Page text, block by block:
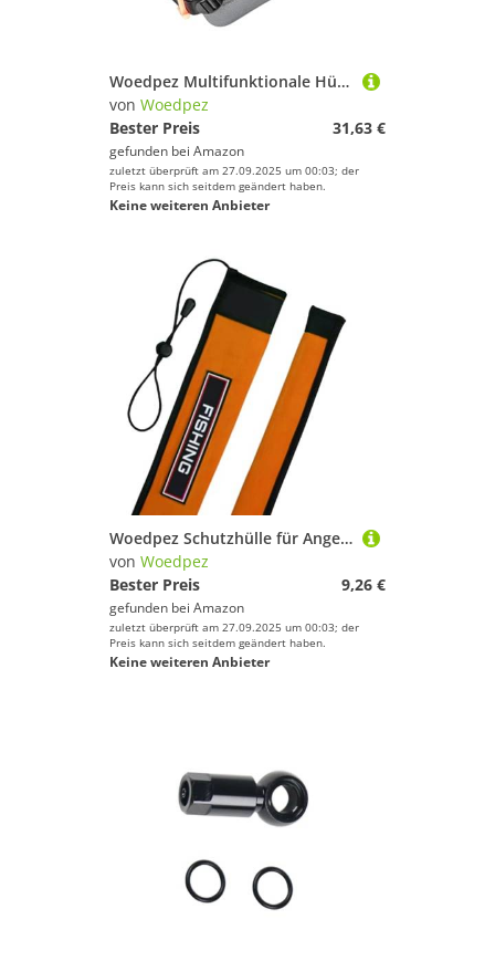
Woedpez Multifunktionale Hüfttasche, schwimmend, Angelzubehör, Aufbewahrungstasche, Köder, wasserabweisend, einzelne Umhängetasche, Outdoor-Angelausrüstung, Rucksack
von Woedpez
Bester Preis
31,63 €
gefunden bei Amazon
zuletzt überprüft am 27.09.2025 um 00:03; der
Preis kann sich seitdem geändert haben.
Keine weiteren Anbieter
Woedpez Schutzhülle für Angelruten, reißfest, für Baitcaststangen, Schutzhüllen
von Woedpez
Bester Preis
9,26 €
gefunden bei Amazon
zuletzt überprüft am 27.09.2025 um 00:03; der
Preis kann sich seitdem geändert haben.
Keine weiteren Anbieter